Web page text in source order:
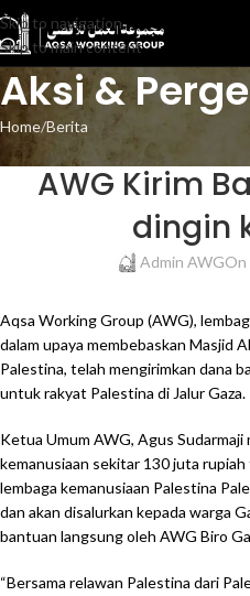
Skip to navigation
Skip to main content
Aksi &
Home Berita
AWG Kirim
dingin
Admin AWGOn
Aqsa Working Group (AWG),
dalam upaya membebaskan Masjid
Palestina, telah mengirimkan dana
untuk rakyat Palestina di Jalur Gaza.
Ketua Umum AWG, Agus
kemanusiaan sekitar 130 juta
lembaga kemanusiaan Palestina
dan akan disalurkan kepada warga
bantuan langsung oleh AWG Biro
“Bersama relawan Palestina dari